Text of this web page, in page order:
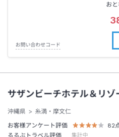
お
お問い合わせコード
サザンビーチホテル＆リゾ
沖縄県
糸満・摩文仁
お客様アンケート評価
82
集計中